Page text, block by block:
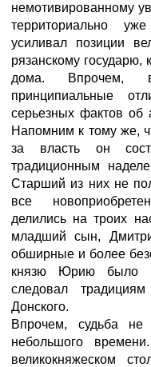
немотивированному
территориально
усиливал позиции
рязанскому государю,
дома. Впрочем,
принципиальные
серьезных фактов об
Напомним к тому же,
за власть он
традиционным
Старший из них не
все
делились на троих
младший сын,
обширные и более
князю Юрию было
следовал
Донского.
Впрочем, судьба
небольшого
великокняжеском